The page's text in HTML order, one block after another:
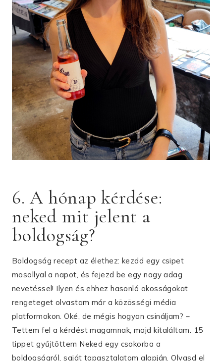
6. A hónap kérdése:
neked mit jelent a
boldogság?
Boldogság recept az élethez: kezdd egy csipet
mosollyal a napot, és fejezd be egy nagy adag
nevetéssel! Ilyen és ehhez hasonló okosságokat
rengeteget olvastam már a közösségi média
platformokon. Oké, de mégis hogyan csináljam? –
Tettem fel a kérdést magamnak, majd kitaláltam. 15
tippet gyűjtöttem Neked egy csokorba a
boldogságról, saját tapasztalatom alapján. Olvasd el